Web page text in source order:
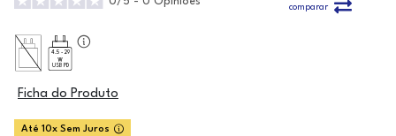
comparar
4.5 - 29
USB PD
Ficha do Produto
Até 10x Sem Juros